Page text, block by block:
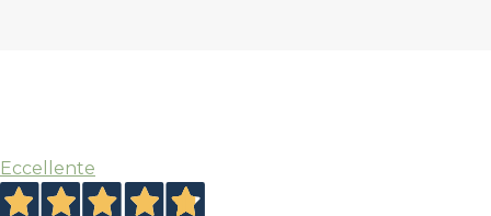
originale
Eccellente